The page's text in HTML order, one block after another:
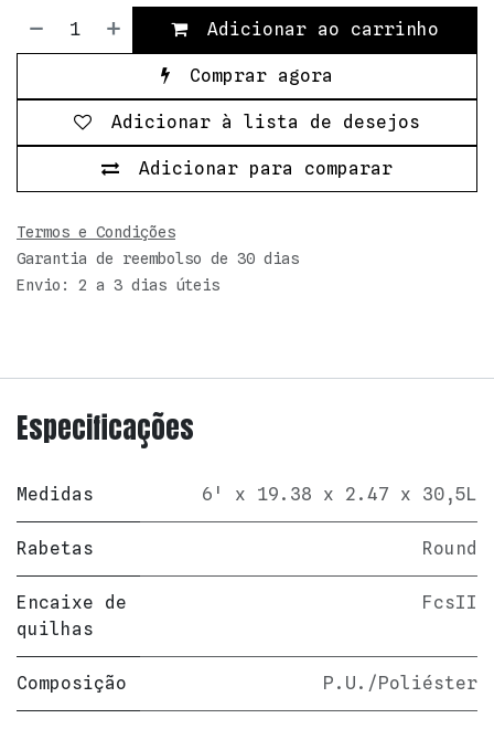
Adicionar ao carrinho
Comprar agora
Adicionar para comparar
Adicionar à lista de desejos
Termos e Condições
Garantia de reembolso de 30 dias
Envio: 2 a 3 dias úteis
Especificações
Medidas 6' x 19.38 x 2.47 x 30,5L
Rabetas Round
Encaixe de
quilhas
FcsII
Composição P.U./Poliéster